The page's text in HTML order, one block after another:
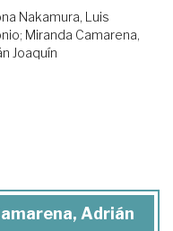
Nakamura, Luis
; Miranda Camarena,
Joaquín
Adrián